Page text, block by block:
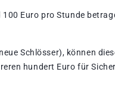
Euro pro Stunde
Schlösser), können
hundert Euro für